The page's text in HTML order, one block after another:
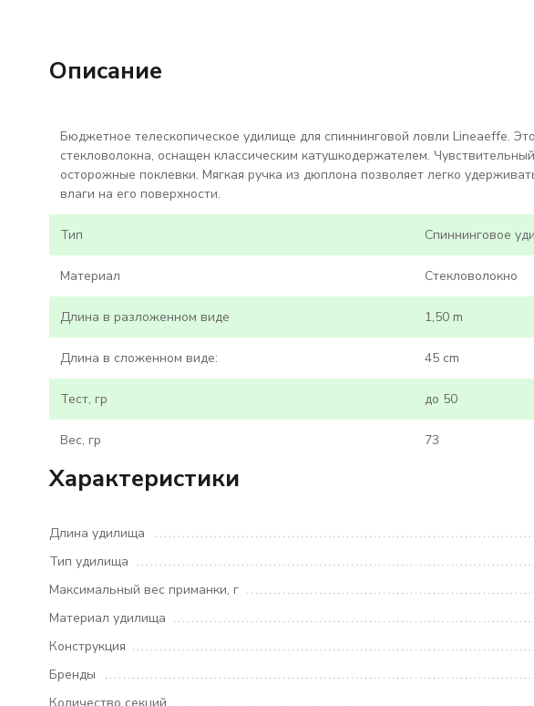
Описание
Бюджетное телескопическое удилище для спиннинговой ловли Lineaeffe.
стекловолокна, оснащен классическим катушкодержателем.
осторожные поклевки. Мягкая ручка из дюплона позволяет легко
влаги на его поверхности.
Тип Спиннинговое
Материал Стекловолокно
Длина в разложенном виде 1,50 m
Длина в сложенном виде: 45 сm
Тест, гр до 50
Вес, гр 73
Характеристики
Длина удилища
Тип удилища
Максимальный вес приманки, г
Материал удилища
Конструкция
Бренды